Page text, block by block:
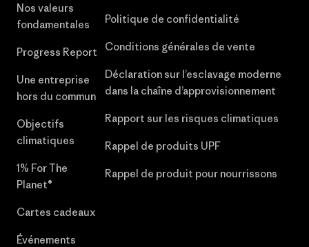
Nos valeurs
fondamentales
Progress Report
Une entreprise
hors du commun
Objectifs
climatiques
1% For The
Planet®
Cartes cadeaux
Événements
Politique de confidentialité
Conditions générales de vente
Déclaration sur l’esclavage moderne
dans la chaîne d’approvisionnement
Rapport sur les risques climatiques
Rappel de produits UPF
Rappel de produit pour nourrissons